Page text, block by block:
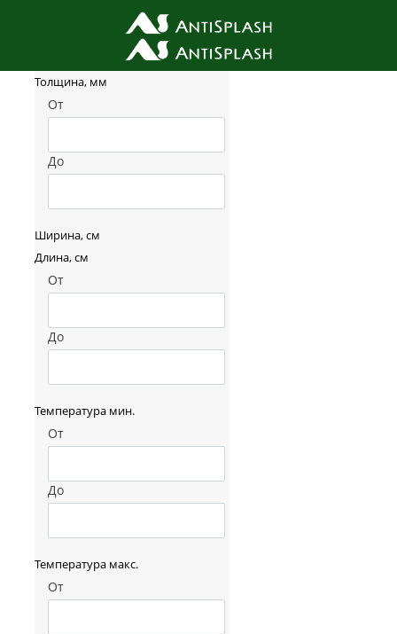
Фильтр товаров
Толщина, мм
От
До
Ширина, см
Длина, см
От
До
Температура мин.
От
До
Температура макс.
От